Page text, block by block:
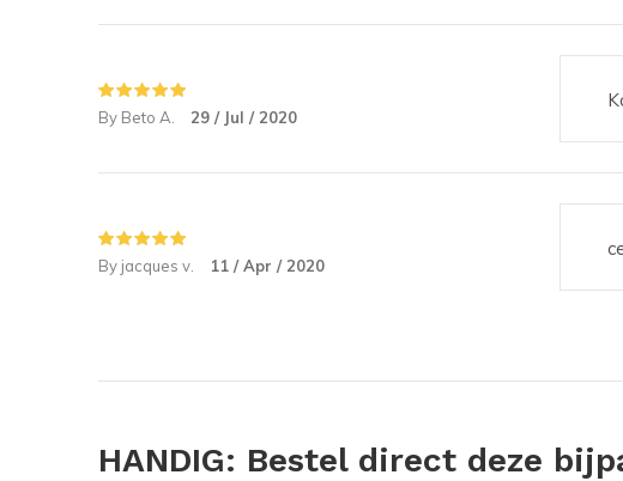
Mooie, stijlvolle lederen koffie buidel met trekkoord, uitgerust
voor suiker etc.
De pouch is af te sluiten d.m.v. het trekkoord, de pouch is
producten/levensmiddelen!
By Beto A. 29 / Jul / 2020
By jacques v. 11 / Apr / 2020
HANDIG: Bestel direct deze